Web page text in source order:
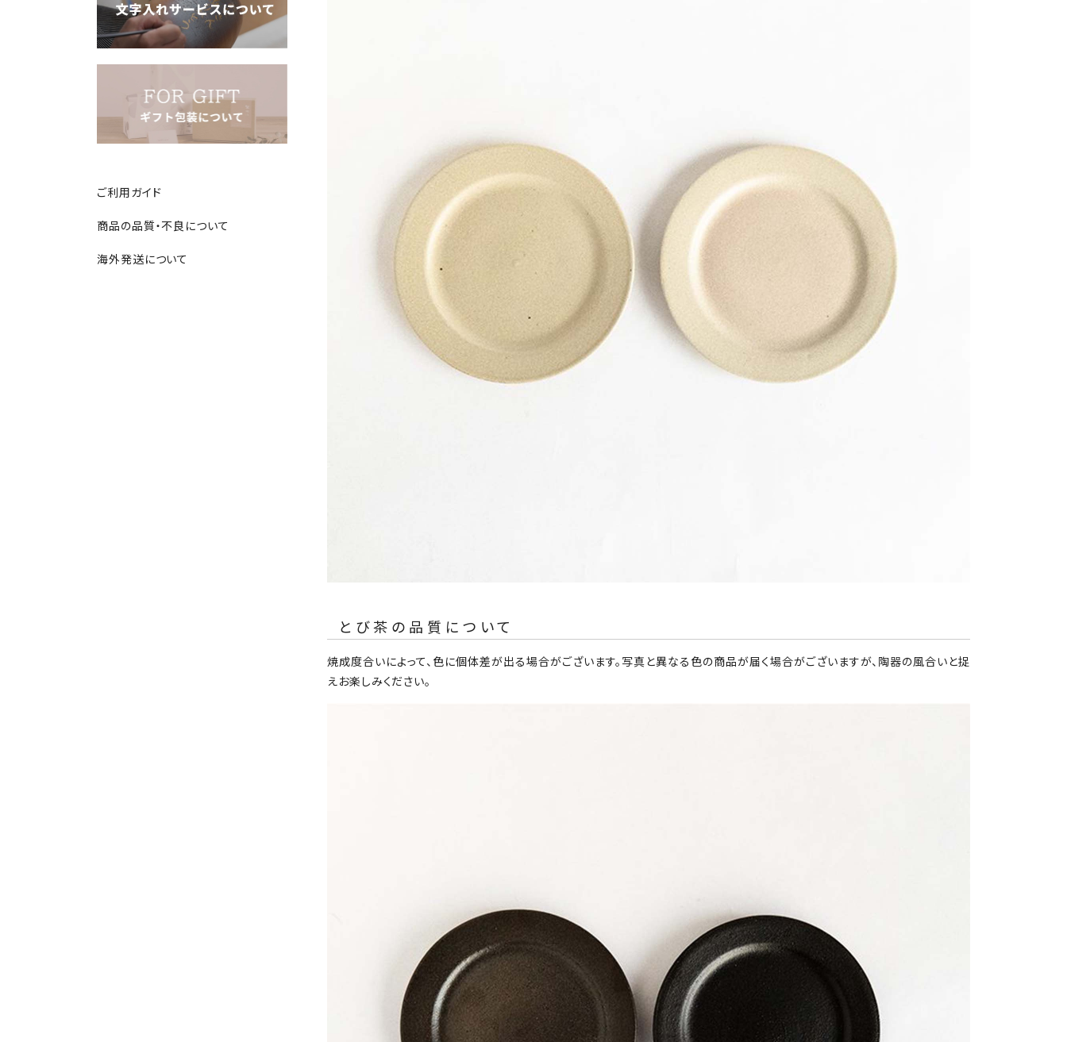
ご利用ガイド
商品の品質・不良について
海外発送について
とび茶の品質について
焼成度合いによって、色に個体差が出る場合がございます。写真と異なる色の商品が届く場合がございますが、陶器の風合いと捉
えお楽しみください。